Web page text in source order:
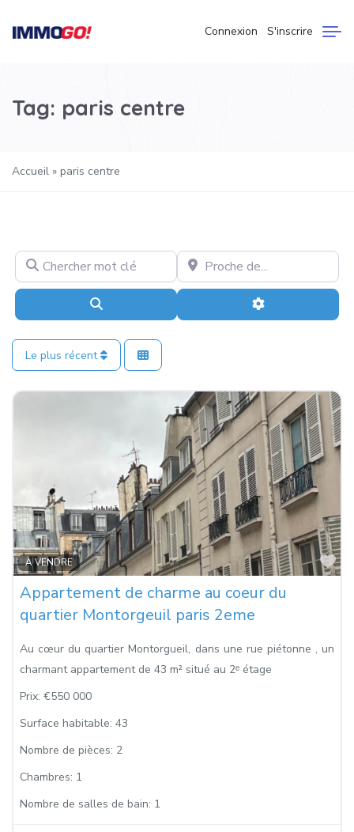
Connexion S'inscrire
Tag: paris centre
Accueil » paris centre
Chercher mot clé Proche de…
Recherche Advanced
Le plus récent
À VENDRE
Appartement de charme au coeur du
quartier Montorgeuil paris 2eme
Au cœur du quartier Montorgueil, dans une rue piétonne , un
charmant appartement de 43 m² situé au 2ᵉ étage
Prix: €550 000
Surface habitable: 43
Nombre de pièces: 2
Chambres: 1
Nombre de salles de bain: 1